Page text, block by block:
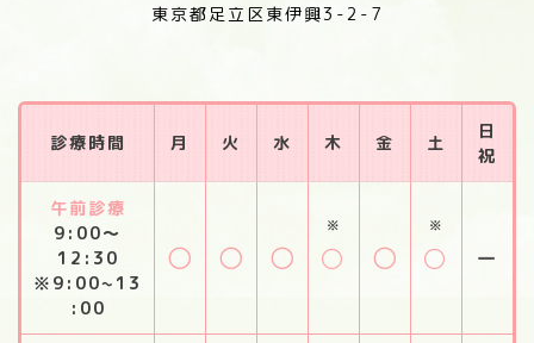
東京都足立区東伊興3-2-7
診療時間 月 火 水 木 金 土
日
祝
午前診療
9:00～
12:30
※9:00~13
:00
○ ○ ○
※
○ ○
※
○ ー